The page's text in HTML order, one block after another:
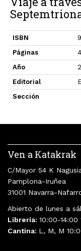
ISBN
Páginas
Año
Editorial
Sección
Ven a Katakrak
C/Mayor 54 K
Pamplona-Iruñea
31001 Navarra-
Abierto de lunes a
Librería: 10:00-14:00
Cantina: L, M, M